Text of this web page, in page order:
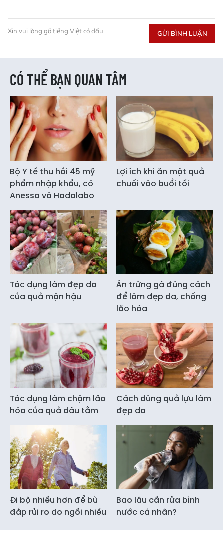
Xin vui lòng gõ tiếng Việt có dấu GỬI BÌNH LUẬN
CÓ THỂ BẠN QUAN TÂM
Bộ Y tế thu hồi 45 mỹ
phẩm nhập khẩu, có
Anessa và Hadalabo
Lợi ích khi ăn một quả
chuối vào buổi tối
Tác dụng làm đẹp da
của quả mận hậu
Ăn trứng gà đúng cách
để làm đẹp da, chống
lão hóa
Tác dụng làm chậm lão
hóa của quả dâu tằm
Cách dùng quả lựu làm
đẹp da
Đi bộ nhiều hơn để bù
đắp rủi ro do ngồi nhiều
Bao lâu cần rửa bình
nước cá nhân?